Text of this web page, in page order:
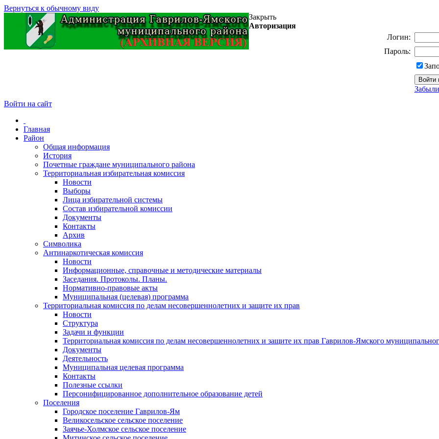
Вернуться к обычному виду
Закрыть
Авторизация
Логин:
Пароль:
Войти на сайт
Главная
Район
Общая информация
История
Почетные граждане муниципального района
Территориальная избирательная комиссия
Новости
Выборы
Лица избирательной системы
Состав избирательной комиссии
Документы
Контакты
Архив
Символика
Антинаркотическая комиссия
Новости
Информационные, справочные и методические материалы
Заседания. Протоколы. Планы.
Нормативно-правовые акты
Муниципальная (целевая) программа
Территориальная комиссия по делам несовершеннолетних и защите их прав
Новости
Структура
Задачи и функции
Территориальная комиссия по делам несовершеннолетних и защите их прав Гаврилов-Ямского
Документы
Деятельность
Муниципальная целевая программа
Контакты
Полезные ссылки
Персонифицированное дополнительное образование детей
Поселения
Городское поселение Гаврилов-Ям
Великосельское сельское поселение
Заячье-Холмское сельское поселение